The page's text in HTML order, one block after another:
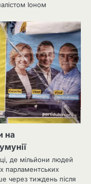
Іоном
на
де мільйони людей
парламентських
через тиждень після